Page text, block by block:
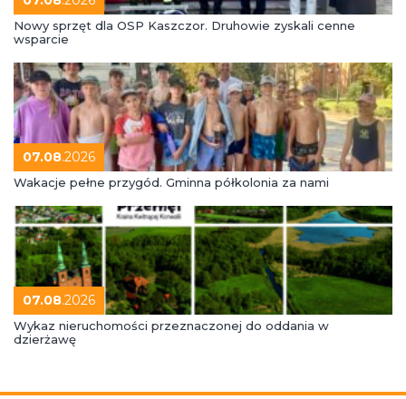
Nowy sprzęt dla OSP Kaszczor. Druhowie zyskali cenne
wsparcie
07.08.2026
Wakacje pełne przygód. Gminna półkolonia za nami
07.08.2026
Wykaz nieruchomości przeznaczonej do oddania w
dzierżawę